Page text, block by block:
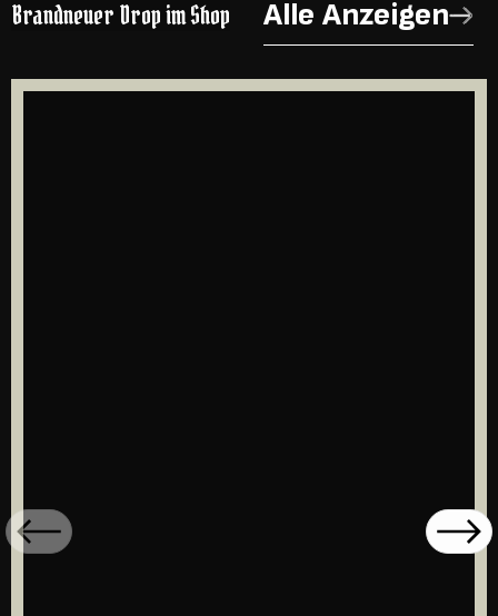
Brandneuer Drop im Shop Alle Anzeigen